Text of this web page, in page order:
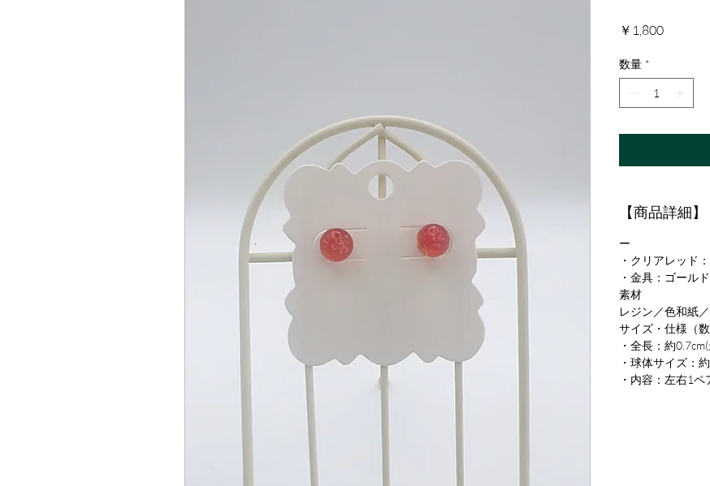
￥1,800価
数量 *
【商品詳細】
ー
・クリアレッド
・金具：ゴールド
素材
レジン／色和紙
サイズ・仕様（
・全長：約
・球体サイズ：
・内容：左右1ペ